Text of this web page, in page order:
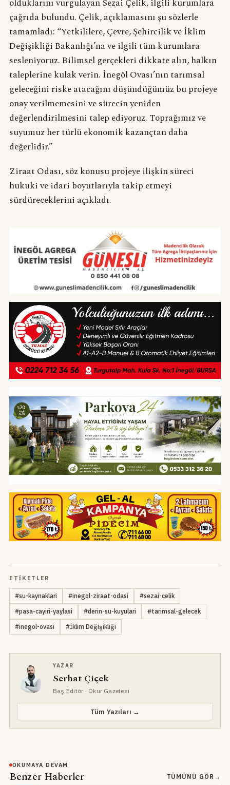
olduklarını vurgulayan Sezai Çelik, ilgili kurumlara
çağrıda bulundu. Çelik, açıklamasını şu sözlerle
tamamladı: “Yetkililere, Çevre, Şehircilik ve İklim
Değişikliği Bakanlığı’na ve ilgili tüm kurumlara
sesleniyoruz. Bilimsel gerçekleri dikkate alın, halkın
taleplerine kulak verin. İnegöl Ovası’nın tarımsal
geleceğini riske atacağını düşündüğümüz bu projeye
onay verilmemesini ve sürecin yeniden
değerlendirilmesini talep ediyoruz. Toprağımız ve
suyumuz her türlü ekonomik kazançtan daha
değerlidir.”
Ziraat Odası, söz konusu projeye ilişkin süreci
hukuki ve idari boyutlarıyla takip etmeyi
sürdüreceklerini açıkladı.
ETIKETLER
#su-kaynaklari #inegol-ziraat-odasi #sezai-celik
#pasa-cayiri-yaylasi #derin-su-kuyulari #tarimsal-gelecek
#inegol-ovasi #İklim Değişikliği
YAZAR
Serhat Çiçek
Baş Editör · Okur Gazetesi
Tüm Yazıları →
OKUMAYA DEVAM
Benzer Haberler TÜMÜNÜ GÖR →